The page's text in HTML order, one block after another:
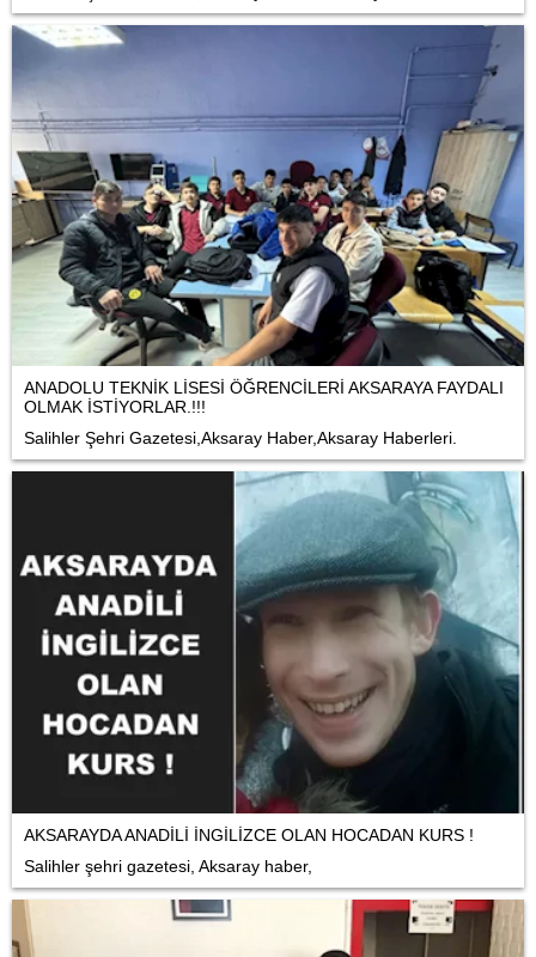
ANADOLU TEKNİK LİSESİ ÖĞRENCİLERİ AKSARAYA FAYDALI
OLMAK İSTİYORLAR.!!!
Salihler Şehri Gazetesi,Aksaray Haber,Aksaray Haberleri.
AKSARAYDA ANADİLİ İNGİLİZCE OLAN HOCADAN KURS !
Salihler şehri gazetesi, Aksaray haber,